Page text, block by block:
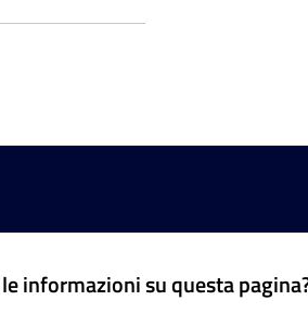
informazioni su questa